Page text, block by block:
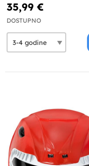
35,99 €
DOSTUPNO